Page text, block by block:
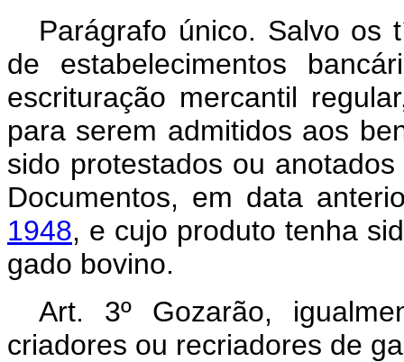
Parágrafo único. Salvo os
de estabelecimentos
escrituração mercantil
para serem admitidos aos
sido protestados ou
Documentos, em data
1948, e cujo produto tenha
gado bovino.
Art. 3º Gozarão,
criadores ou recriadores de